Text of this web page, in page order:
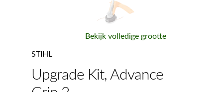
Bekijk volledige grootte
STIHL
Upgrade Kit, Advance